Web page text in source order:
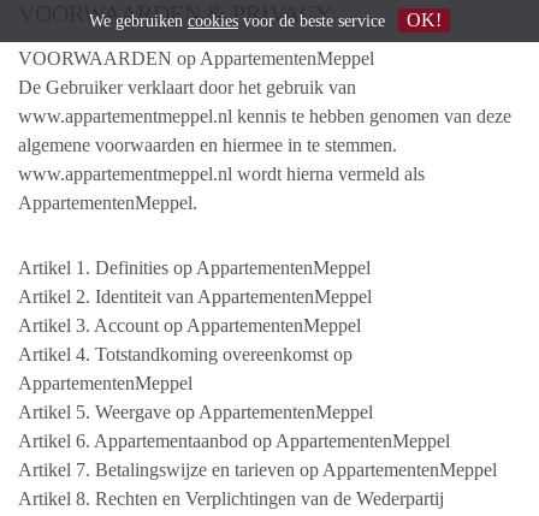
VOORWAARDEN & PRIVACY
VOORWAARDEN op AppartementenMeppel
De Gebruiker verklaart door het gebruik van
www.appartementmeppel.nl kennis te hebben genomen van deze
algemene voorwaarden en hiermee in te stemmen.
www.appartementmeppel.nl wordt hierna vermeld als
AppartementenMeppel.
Artikel 1. Definities op AppartementenMeppel
Artikel 2. Identiteit van AppartementenMeppel
Artikel 3. Account op AppartementenMeppel
Artikel 4. Totstandkoming overeenkomst op
AppartementenMeppel
Artikel 5. Weergave op AppartementenMeppel
Artikel 6. Appartementaanbod op AppartementenMeppel
Artikel 7. Betalingswijze en tarieven op AppartementenMeppel
Artikel 8. Rechten en Verplichtingen van de Wederpartij
We gebruiken cookies voor de beste service OK!